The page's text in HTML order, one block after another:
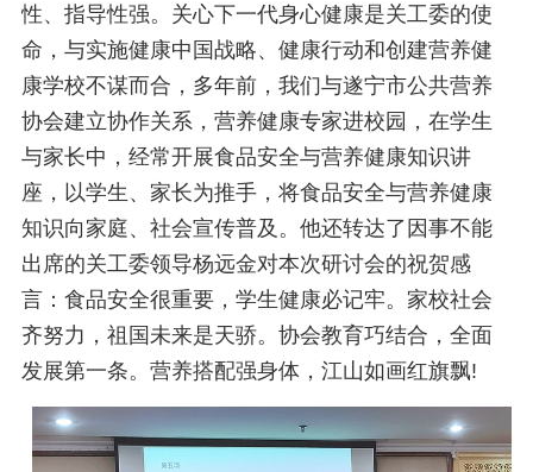
性、指导性强。关心下一代身心健康是关工委的使
命，与实施健康中国战略、健康行动和创建营养健
康学校不谋而合，多年前，我们与遂宁市公共营养
协会建立协作关系，营养健康专家进校园，在学生
与家长中，经常开展食品安全与营养健康知识讲
座，以学生、家长为推手，将食品安全与营养健康
知识向家庭、社会宣传普及。他还转达了因事不能
出席的关工委领导杨远金对本次研讨会的祝贺感
言：食品安全很重要，学生健康必记牢。家校社会
齐努力，祖国未来是天骄。协会教育巧结合，全面
发展第一条。营养搭配强身体，江山如画红旗飘!